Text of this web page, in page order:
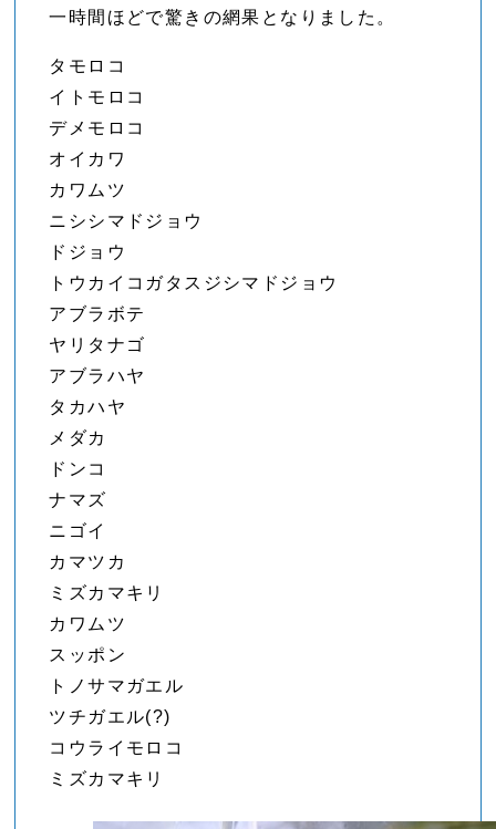
一時間ほどで驚きの網果となりました。
タモロコ
イトモロコ
デメモロコ
オイカワ
カワムツ
ニシシマドジョウ
ドジョウ
トウカイコガタスジシマドジョウ
アブラボテ
ヤリタナゴ
アブラハヤ
タカハヤ
メダカ
ドンコ
ナマズ
ニゴイ
カマツカ
ミズカマキリ
カワムツ
スッポン
トノサマガエル
ツチガエル(?)
コウライモロコ
ミズカマキリ